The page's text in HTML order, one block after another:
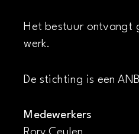
Het bestuur ontvangt
werk.
De stichting is een
Medewerkers